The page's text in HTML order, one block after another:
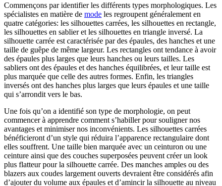
Commençons par identifier les différents types morphologiques. Les
spécialistes en matière de mode les regroupent généralement en
quatre catégories: les silhouettes carrées, les silhouettes en rectangle,
les silhouettes en sablier et les silhouettes en triangle inversé. La
silhouette carrée est caractérisée par des épaules, des hanches et une
taille de guêpe de même largeur. Les rectangles ont tendance à avoir
des épaules plus larges que leurs hanches ou leurs tailles. Les
sabliers ont des épaules et des hanches équilibrées, et leur taille est
plus marquée que celle des autres formes. Enfin, les triangles
inversés ont des hanches plus larges que leurs épaules et une taille
qui s’arrondit vers le bas.
Une fois qu’on a identifié son type de morphologie, on peut
commencer à apprendre comment s’habiller pour souligner nos
avantages et minimiser nos inconvénients. Les silhouettes carrées
bénéficieront d’un style qui réduira l’apparence rectangulaire dont
elles souffrent. Une taille bien marquée avec un ceinturon ou une
ceinture ainsi que des couches superposées peuvent créer un look
plus flatteur pour la silhouette carrée. Des manches amples ou des
blazers aux coudes largement ouverts devraient être considérés afin
d’ajouter du volume aux épaules et d’amincir la silhouette au niveau